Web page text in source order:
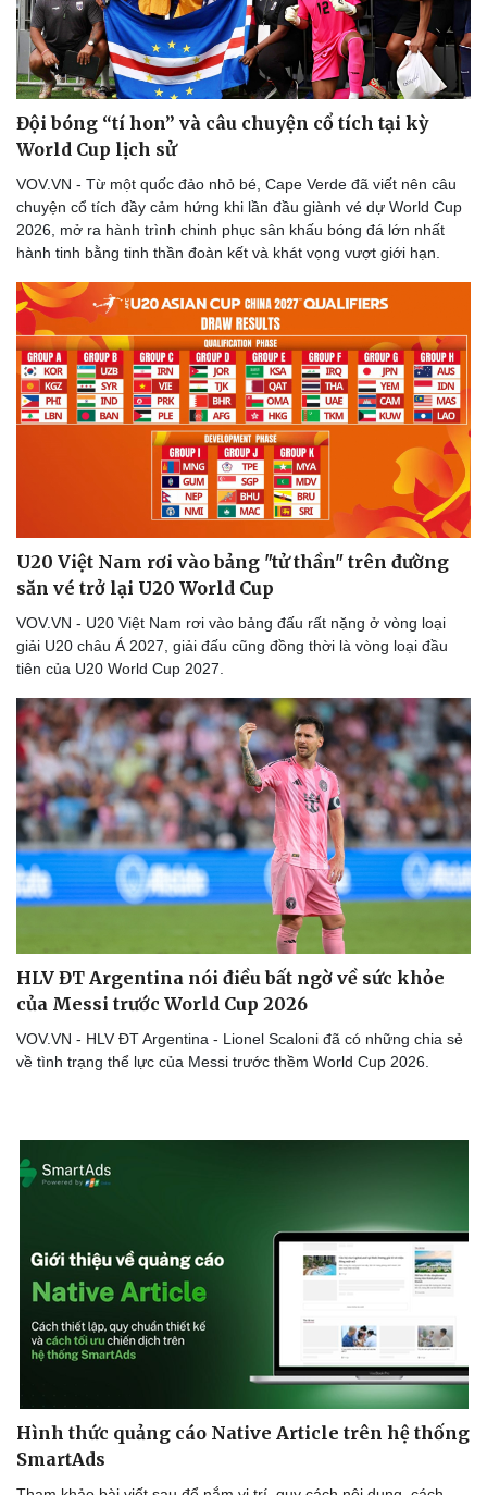
Thể thao
Bóng đá
Lịch thi đấu bóng đá
Thế giới thể thao
eSports
Ô tô - Xe máy
Ô tô
Xe máy
Tư vấn
Đội bóng “tí hon” và câu chuyện cổ tích tại kỳ
World Cup lịch sử
VOV.VN - Từ một quốc đảo nhỏ bé, Cape Verde đã viết nên câu
chuyện cổ tích đầy cảm hứng khi lần đầu giành vé dự World Cup
2026, mở ra hành trình chinh phục sân khấu bóng đá lớn nhất
hành tinh bằng tinh thần đoàn kết và khát vọng vượt giới hạn.
U20 Việt Nam rơi vào bảng "tử thần" trên đường
săn vé trở lại U20 World Cup
VOV.VN - U20 Việt Nam rơi vào bảng đấu rất nặng ở vòng loại
giải U20 châu Á 2027, giải đấu cũng đồng thời là vòng loại đầu
tiên của U20 World Cup 2027.
HLV ĐT Argentina nói điều bất ngờ về sức khỏe
của Messi trước World Cup 2026
VOV.VN - HLV ĐT Argentina - Lionel Scaloni đã có những chia sẻ
về tình trạng thể lực của Messi trước thềm World Cup 2026.
Hình thức quảng cáo Native Article trên hệ thống
SmartAds